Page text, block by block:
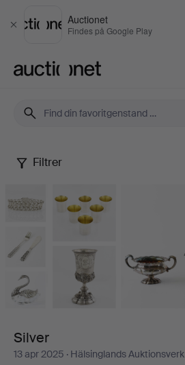
Luk
Auctionet
Findes på Google Play
Silver
Filtrer
Silver
13 apr 2025 · Hälsinglands Auktionsverk